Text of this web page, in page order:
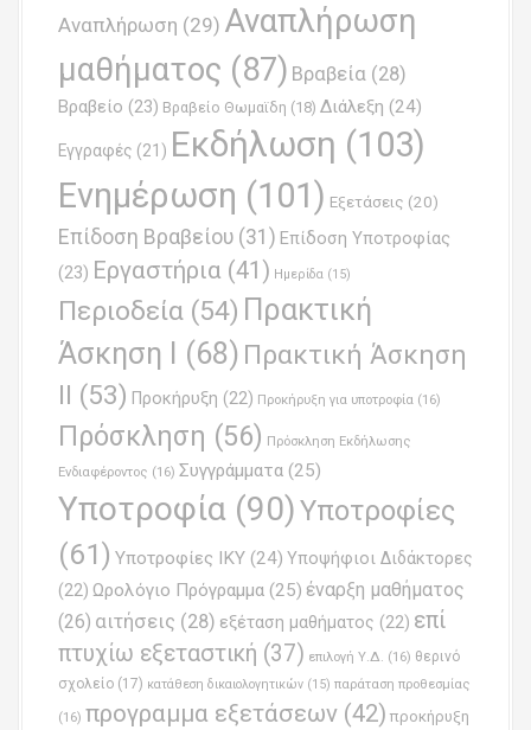
Αναπλήρωση (29) Αναπλήρωση
μαθήματος (87) Βραβεία (28)
Βραβείο (23) Βραβείο Θωμαϊδη (18) Διάλεξη (24)
Εγγραφές (21) Εκδήλωση (103)
Ενημέρωση (101) Εξετάσεις (20)
Επίδοση Βραβείου (31) Επίδοση Υποτροφίας
(23) Εργαστήρια (41) Ημερίδα (15)
Περιοδεία (54) Πρακτική
Άσκηση Ι
(68) Πρακτική Άσκηση
ΙΙ (53) Προκήρυξη (22) Προκήρυξη για υποτροφία (16)
Πρόσκληση (56) Πρόσκληση Εκδήλωσης
Ενδιαφέροντος (16) Συγγράμματα (25)
Υποτροφία (90)Υποτροφίες
(61) Υποτροφίες ΙΚΥ (24) Υποψήφιοι Διδάκτορες
(22) Ωρολόγιο Πρόγραμμα (25) έναρξη μαθήματος
(26) αιτήσεις (28) εξέταση μαθήματος (22) επί
πτυχίω εξεταστική (37) επιλογή Υ.Δ. (16) θερινό
σχολείο (17) κατάθεση δικαιολογητικών (15) παράταση προθεσμίας
(16) προγραμμα εξετάσεων (42) προκήρυξη